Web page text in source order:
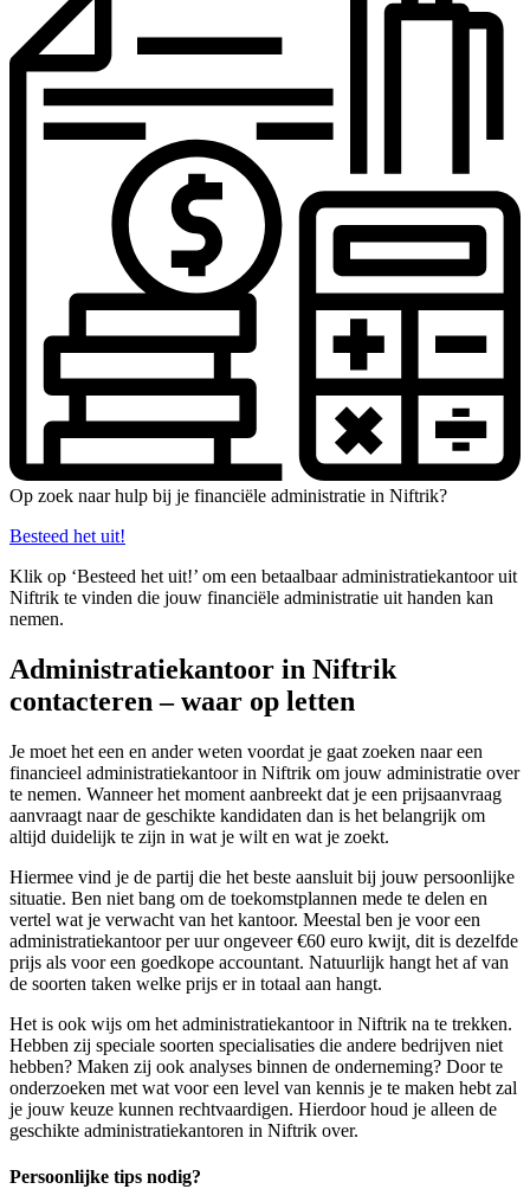
Op zoek naar hulp bij je financiële administratie in Niftrik?
Besteed het uit!
Klik op ‘Besteed het uit!’ om een betaalbaar administratiekantoor uit
Niftrik te vinden die jouw financiële administratie uit handen kan
nemen.
Administratiekantoor in Niftrik
contacteren – waar op letten
Je moet het een en ander weten voordat je gaat zoeken naar een
financieel administratiekantoor in Niftrik om jouw administratie over
te nemen. Wanneer het moment aanbreekt dat je een prijsaanvraag
aanvraagt naar de geschikte kandidaten dan is het belangrijk om
altijd duidelijk te zijn in wat je wilt en wat je zoekt.
Hiermee vind je de partij die het beste aansluit bij jouw persoonlijke
situatie. Ben niet bang om de toekomstplannen mede te delen en
vertel wat je verwacht van het kantoor. Meestal ben je voor een
administratiekantoor per uur ongeveer €60 euro kwijt, dit is dezelfde
prijs als voor een goedkope accountant. Natuurlijk hangt het af van
de soorten taken welke prijs er in totaal aan hangt.
Het is ook wijs om het administratiekantoor in Niftrik na te trekken.
Hebben zij speciale soorten specialisaties die andere bedrijven niet
hebben? Maken zij ook analyses binnen de onderneming? Door te
onderzoeken met wat voor een level van kennis je te maken hebt zal
je jouw keuze kunnen rechtvaardigen. Hierdoor houd je alleen de
geschikte administratiekantoren in Niftrik over.
Persoonlijke tips nodig?